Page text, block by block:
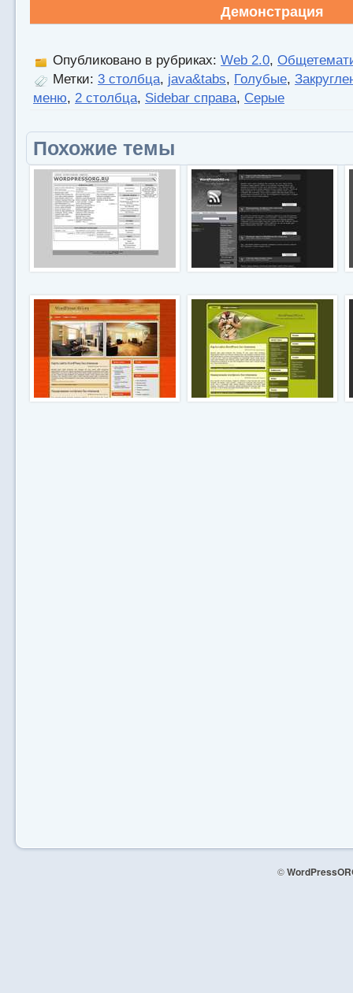
Демонстрация
Опубликовано в рубриках: Web 2.0,
Метки: 3 столбца, java&tabs, Голубые,
меню, 2 столбца, Sidebar справа, Серые
Похожие темы
©